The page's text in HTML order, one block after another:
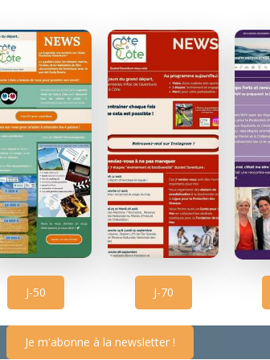
J-50 J-70
Je m'abonne à la newsletter !